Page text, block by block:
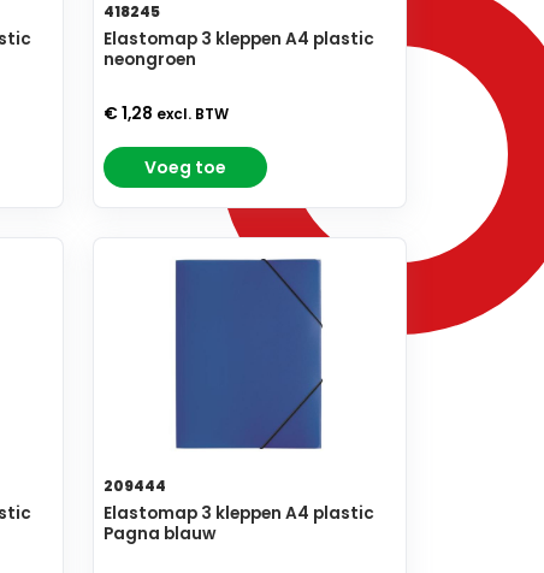
418245
Elastomap 3 kleppen A4 plastic
neongroen
€ 1,28 excl. BTW
Voeg toe
209444
Elastomap 3 kleppen A4 plastic
Pagna blauw